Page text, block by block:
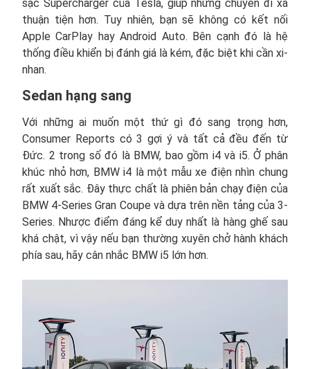
sạc Supercharger của Tesla, giúp những chuyến đi xa
thuận tiện hơn. Tuy nhiên, bạn sẽ không có kết nối
Apple CarPlay hay Android Auto. Bên cạnh đó là hệ
thống điều khiển bị đánh giá là kém, đặc biệt khi cần xi-
nhan.
Sedan hạng sang
Với những ai muốn một thứ gì đó sang trọng hơn,
Consumer Reports có 3 gợi ý và tất cả đều đến từ
Đức. 2 trong số đó là BMW, bao gồm i4 và i5. Ở phân
khúc nhỏ hơn, BMW i4 là một mẫu xe điện nhìn chung
rất xuất sắc. Đây thực chất là phiên bản chạy điện của
BMW 4-Series Gran Coupe và dựa trên nền tảng của 3-
Series. Nhược điểm đáng kể duy nhất là hàng ghế sau
khá chật, vì vậy nếu bạn thường xuyên chở hành khách
phía sau, hãy cân nhắc BMW i5 lớn hơn.